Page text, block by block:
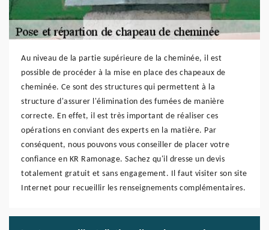
Au niveau de la partie supérieure de la cheminée, il est
possible de procéder à la mise en place des chapeaux de
cheminée. Ce sont des structures qui permettent à la
structure d'assurer l'élimination des fumées de manière
correcte. En effet, il est très important de réaliser ces
opérations en conviant des experts en la matière. Par
conséquent, nous pouvons vous conseiller de placer votre
confiance en KR Ramonage. Sachez qu'il dresse un devis
totalement gratuit et sans engagement. Il faut visiter son site
Internet pour recueillir les renseignements complémentaires.